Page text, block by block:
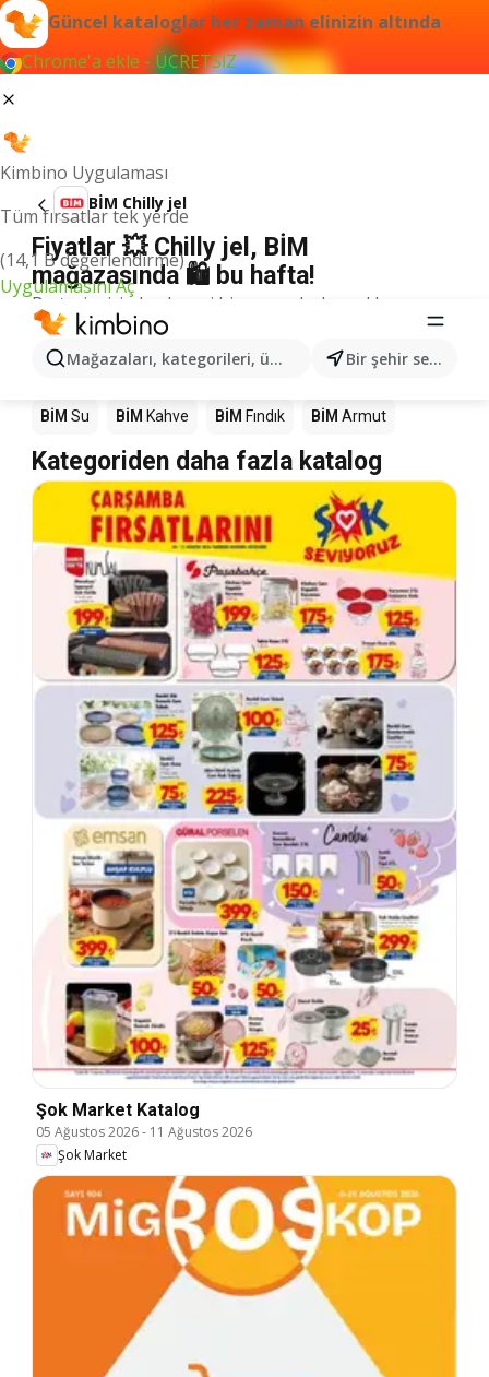
Güncel kataloglar her zaman elinizin altında
Chrome'a ekle - ÜCRETSİZ
Kimbino Uygulaması
Tüm fırsatlar tek yerde
(14,1 B değerlendirme)
Uygulamasını Aç
Mağazaları, kategorileri, ürünleri arayın... Bir şehir seçin
BİM Chilly jel
Fiyatlar 💥 Chilly jel, BİM
mağazasında 🛍️ bu hafta!
Bu terim için herhangi bir sonuç bulamadık.
Mağazalardaki diğer ürünler BİM
BİM Mango BİM Döner BİM LEGO
BİM Su BİM Kahve BİM Fındık BİM Armut
Kategoriden daha fazla katalog
Şok Market Katalog
05 Ağustos 2026- 11 Ağustos 2026
Şok Market